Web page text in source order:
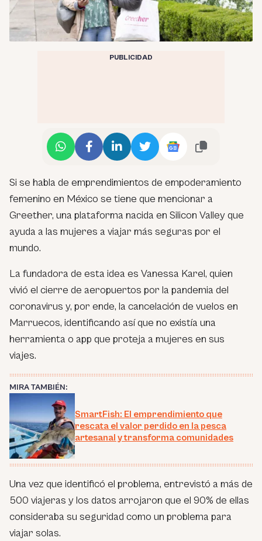
PUBLICIDAD
Si se habla de emprendimientos de empoderamiento
femenino en México se tiene que mencionar a
Greether, una plataforma nacida en Silicon Valley que
ayuda a las mujeres a viajar más seguras por el
mundo.
La fundadora de esta idea es Vanessa Karel, quien
vivió el cierre de aeropuertos por la pandemia del
coronavirus y, por ende, la cancelación de vuelos en
Marruecos, identificando así que no existía una
herramienta o app que proteja a mujeres en sus
viajes.
MIRA TAMBIÉN:
SmartFish: El emprendimiento que
rescata el valor perdido en la pesca
artesanal y transforma comunidades
Una vez que identificó el problema, entrevistó a más de
500 viajeras y los datos arrojaron que el 90% de ellas
consideraba su seguridad como un problema para
viajar solas.